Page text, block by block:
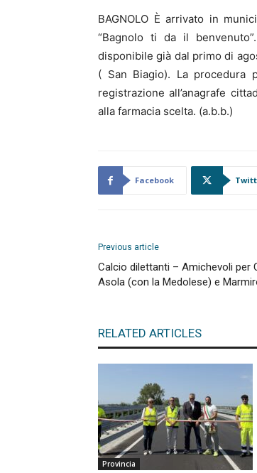
BAGNOLO È arrivato in
“Bagnolo ti da il
disponibile già dal primo di
( San Biagio). La procedura
registrazione all’anagrafe
alla farmacia scelta. (a.b.b.)
Facebook
Previous article
Calcio dilettanti – Amichevoli per
Asola (con la Medolese) e
RELATED ARTICLES
Provincia